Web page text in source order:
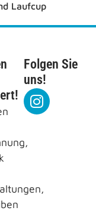
Laufcup
Folgen Sie
uns!